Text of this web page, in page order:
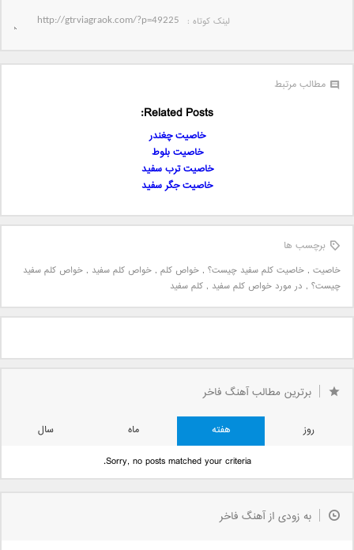
لینک کوتاه‌ :
مطالب مرتبط
Related Posts:
خاصیت چغندر
خاصیت بلوط
خاصیت ترب سفید
خاصیت جگر سفید
برچسب ها
خاصیت , خاصیت کلم سفید چیست؟ , خواص کلم , خواص کلم سفید , خواص کلم سفید
چیست؟ , در مورد خواص کلم سفید , کلم سفید
برترین مطالب آهنگ فاخر
روز هفته ماه
سال
Sorry, no posts matched your criteria.
به زودی از آهنگ فاخر